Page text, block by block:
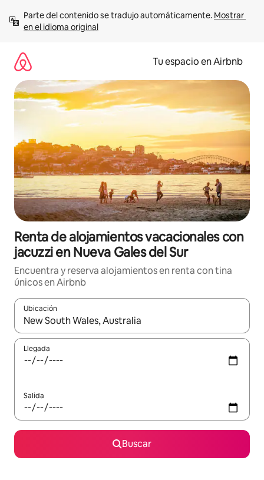
contenido
Parte del contenido se tradujo automáticamente. Mostrar
en el idioma original
Tu espacio en Airbnb
Renta de alojamientos vacacionales con
jacuzzi en Nueva Gales del Sur
Encuentra y reserva alojamientos en renta con tina
únicos en Airbnb
Ubicación
Cuando los resultados estén disponibles, podrás navegar
Llegada
Salida
Buscar